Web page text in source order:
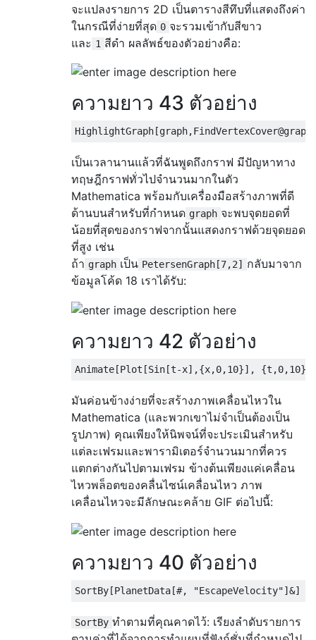
จะแปลงรายการ 2D เป็นตารางสีทึบที่แสดงถึงค่า
ในกรณีที่ง่ายที่สุด 0 จะรวมเข้ากับสีขาว
และ 1 สีดำ ผลลัพธ์ของตัวอย่างคือ:
ความยาว 43 ตัวอย่าง
HighlightGraph [graph,FindVertexCover@graph
เป็นเวลานานแล้วที่ฉันพูดถึงกราฟ มีปัญหาทาง
ทฤษฎีกราฟทั่วไปจำนวนมากในตัว
Mathematica พร้อมกับเครื่องมือสร้างภาพที่ดี
ด้านบนสำหรับที่กำหนด graph จะพบจุดยอดที่
น้อยที่สุดของกราฟจากนั้นแสดงกราฟด้วยจุดยอด
ที่สูง เช่น
ถ้า graph เป็น PetersenGraph[7,2]
กลับมาจาก
ข้อมูลโค้ด 18 เราได้รับ:
ความยาว 42 ตัวอย่าง
Animate [Plot [Sin [t-x],{x,0,10}], {t ,0,10}]
มันค่อนข้างง่ายที่จะสร้างภาพเคลื่อนไหวใน
Mathematica (และพวกเขาไม่จำเป็นต้องเป็น
รูปภาพ) คุณเพียงให้นิพจน์ที่จะประเมินสำหรับ
แต่ละเฟรมและพารามิเตอร์จำนวนมากที่ควร
แตกต่างกันไปตามเฟรม ข้างต้นเพียงแค่เคลื่อน
ไหวพล็อตของคลื่นไซน์เคลื่อนไหว ภาพ
เคลื่อนไหวจะมีลักษณะคล้าย GIF ต่อไปนี้:
ความยาว 40 ตัวอย่าง
SortBy [PlanetData [#, "EscapeVelocity"]&]
SortBy ทำตามที่คุณคาดไว้: เรียงลำดับรายการ